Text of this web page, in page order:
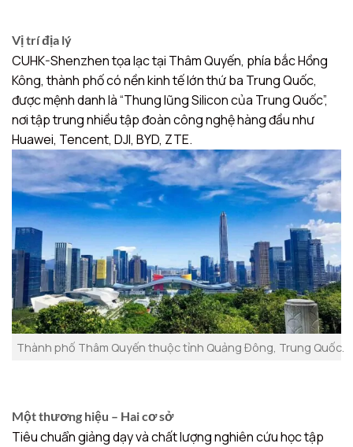
Vị trí địa lý
CUHK-Shenzhen tọa lạc tại Thâm Quyến, phía bắc Hồng
Kông, thành phố có nền kinh tế lớn thứ ba Trung Quốc,
được mệnh danh là “Thung lũng Silicon của Trung Quốc”,
nơi tập trung nhiều tập đoàn công nghệ hàng đầu như
Huawei, Tencent, DJI, BYD, ZTE.
Thành phố Thâm Quyến thuộc tỉnh Quảng Đông, Trung Quốc.
Một thương hiệu – Hai cơ sở
Tiêu chuẩn giảng dạy và chất lượng nghiên cứu học tập